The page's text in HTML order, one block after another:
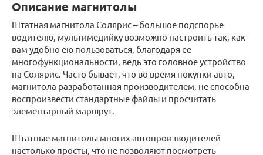
Описание магнитолы
Штатная магнитола Солярис – большое подспорье
водителю, мультимедийку возможно настроить так, как
вам удобно ею пользоваться, благодаря ее
многофункциональности, ведь это головное устройство
на Солярис. Часто бывает, что во время покупки авто,
магнитола разработанная производителем, не способна
воспроизвести стандартные файлы и просчитать
элементарный маршрут.
Штатные магнитолы многих автопроизводителей
настолько просты, что не позволяют посмотреть